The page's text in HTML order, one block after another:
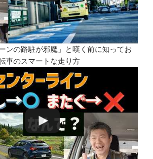
ンの路駐が邪魔」と嘆く前に知ってお
車のスマートな走り方